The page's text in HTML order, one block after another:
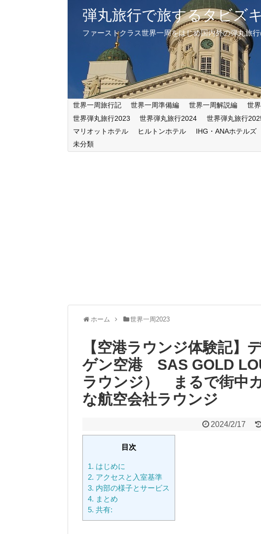
弾丸旅行で旅するタビズキ
ファーストクラス世界一周をはじめ国内外の弾丸旅
世界一周旅行記 世界一周準備編 世界一周解説編 世
世界弾丸旅行2023
世界弾丸旅行2024 世界弾丸旅行
マリオットホテル
ヒルトンホテル IHG・ANAホテルズ
未分類
ホーム 世界一周2023
【空港ラウンジ体験記】
ゲン空港 SAS GOLD
ラウンジ） まるで街中
な航空会社ラウンジ
2024/2/17
目次
1. はじめに
2. アクセスと入室基準
3. 内部の様子とサービス
4. まとめ
5. 共有: